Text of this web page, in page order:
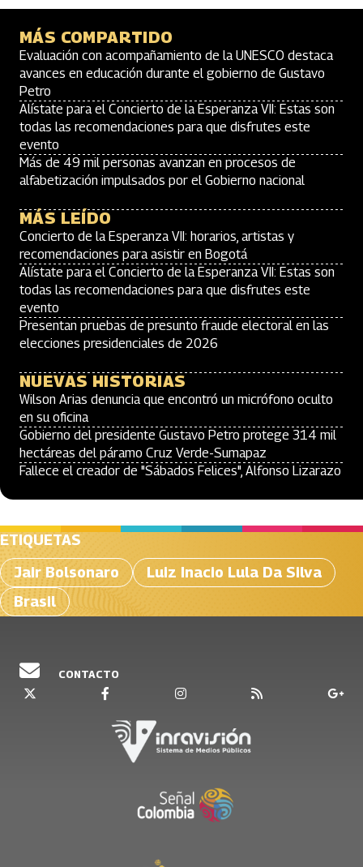
MÁS COMPARTIDO
Evaluación con acompañamiento de la UNESCO destaca
avances en educación durante el gobierno de Gustavo
Petro
Alístate para el Concierto de la Esperanza VII: Estas son
todas las recomendaciones para que disfrutes este
evento
Más de 49 mil personas avanzan en procesos de
alfabetización impulsados por el Gobierno nacional
MÁS LEÍDO
Concierto de la Esperanza VII: horarios, artistas y
recomendaciones para asistir en Bogotá
Alístate para el Concierto de la Esperanza VII: Estas son
todas las recomendaciones para que disfrutes este
evento
Presentan pruebas de presunto fraude electoral en las
elecciones presidenciales de 2026
NUEVAS HISTORIAS
Wilson Arias denuncia que encontró un micrófono oculto
en su oficina
Gobierno del presidente Gustavo Petro protege 314 mil
hectáreas del páramo Cruz Verde-Sumapaz
Fallece el creador de "Sábados Felices", Alfonso Lizarazo
ETIQUETAS
Jair Bolsonaro
Luiz Inacio Lula Da Silva
Brasil
CONTACTO